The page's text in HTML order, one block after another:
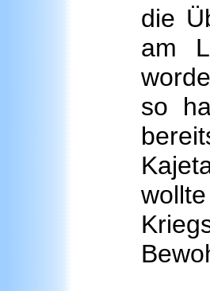
die
am
so